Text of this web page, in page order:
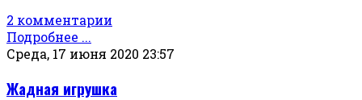
2 комментарии
Подробнее ...
Среда, 17 июня 2020 23:57
Жадная игрушка